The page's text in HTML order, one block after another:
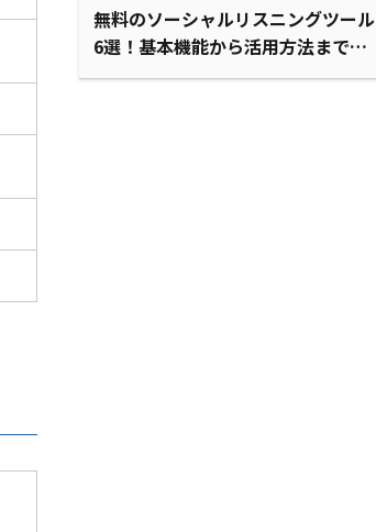
無料のソーシャルリスニングツール
6選！基本機能から活用方法まで解
説